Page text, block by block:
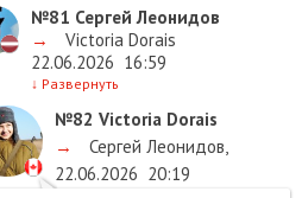
№81 Сергей Леонидов
→
Victoria Dorais
22.06.2026 16:59
↓ Развернуть
№82 Victoria Dorais
→
Сергей Леонидов,
22.06.2026 20:19